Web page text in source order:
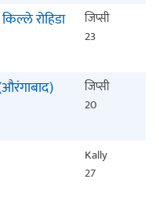
रोहिडा
जिप्सी
23
जिप्सी
20
Kally
27